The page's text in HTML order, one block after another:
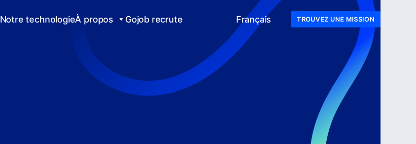
Notre technologieÀ propos Gojob recrute Français TROUVEZ UNE MISSION